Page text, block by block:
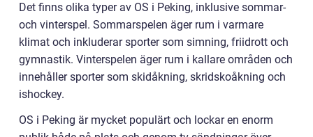
Det finns olika typer av OS i Peking, inklusive sommar-
och vinterspel. Sommarspelen äger rum i varmare
klimat och inkluderar sporter som simning, friidrott och
gymnastik. Vinterspelen äger rum i kallare områden och
innehåller sporter som skidåkning, skridskoåkning och
ishockey.
OS i Peking är mycket populärt och lockar en enorm